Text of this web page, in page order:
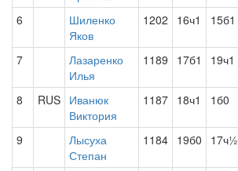
6
Шиленко
Яков
1202 16ч1 15б1
7
Лазаренко
Илья
1189 17б1 19ч1
8 RUS Иванюк
Виктория
1187 18ч1 1б0
9
Лысуха
Степан
1184 19б0 17ч½